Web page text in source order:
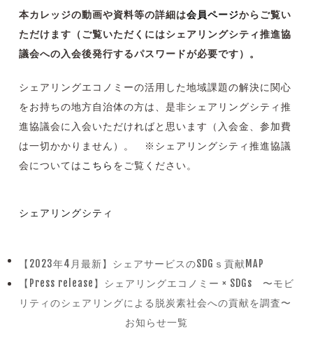
本カレッジの動画や資料等の詳細は会員ページからご覧い
ただけます（ご覧いただくにはシェアリングシティ推進協
議会への入会後発行するパスワードが必要です）。
シェアリングエコノミーの活用した地域課題の解決に関心
をお持ちの地方自治体の方は、是非シェアリングシティ推
進協議会に入会いただければと思います（ 入会金、参加費
は一切かかりません）
。 ※シェアリングシティ推進協議
会については こちら をご覧ください。
シェアリングシティ
previous
post:
【2023年4月最新】シェアサービスのSDGｓ貢献MAP
next
【Press release】シェアリングエコノミー × SDGs 〜モビ
リティのシェアリングによる脱炭素社会への貢献を調査〜
お知らせ一覧